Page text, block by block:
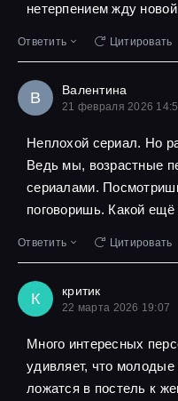
нетерпением жду
Ответить Цитировать
В Валентина
21 февраля 2026
Неплохой сериал. Но
Ведь мы, возрастные
сериалами.
поговоришь. Какой ещё
Ответить Цитировать
К критик
22 марта 2026 19:07
Много интересных
удивляет, что
ложатся в постель к